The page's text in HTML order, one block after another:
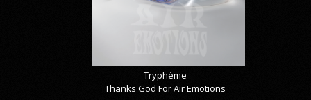
Tryphème
Thanks God For Air Emotions